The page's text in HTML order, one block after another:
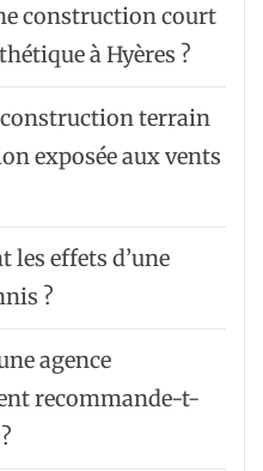
construction court
à Hyères ?
terrain
exposée aux vents
les effets d’une
?
agence
recommande-t-